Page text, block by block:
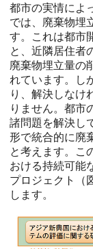
都市の実情によ
では、廃棄物埋
す。これは都市
と、近隣居住者
廃棄物埋立量の
れています。し
り、解決しなけ
りません。都市
諸問題を解決し
形で統合的に廃
と考えます。こ
おける持続可能
プロジェクト（
します。